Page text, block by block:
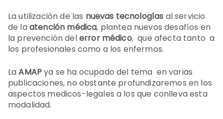
La utilización de las nuevas tecnologías al servicio
de laatención médica, plantea nuevos desafíos en
la prevención delerror médico, que afecta tanto a
los profesionales como a los enfermos.
LaAMAPya se ha ocupado del tema en varias
publicaciones, no obstante profundizaremos en los
aspectos medicos-legales a los que conlleva esta
modalidad.